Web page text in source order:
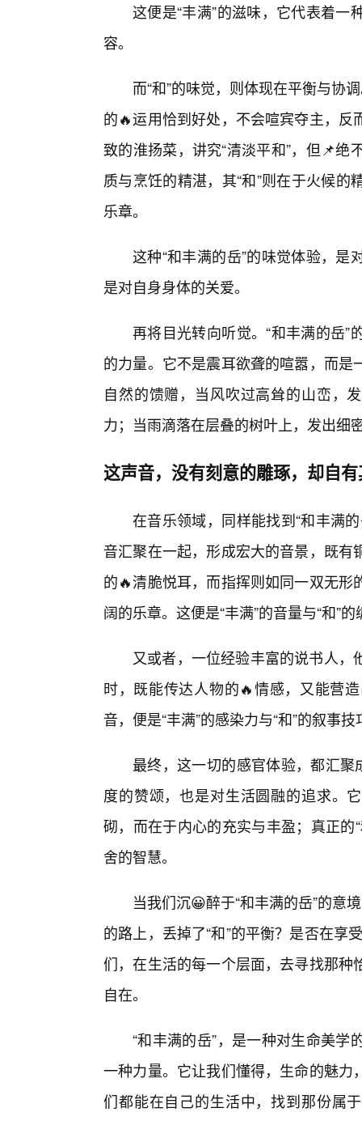
这便是“丰满”的滋味，它代表着
容。
而“和”的味觉，则体现在平衡与协
的🔥运用恰到好处，不会喧宾夺主，
致的淮扬菜，讲究“清淡平和”，但📌绝
质与烹饪的精湛，其“和”则在于火候
乐章。
这种“和丰满的岳”的味觉体验，
是对自身身体的关爱。
再将目光转向听觉。“和丰满的岳
的力量。它不是震耳欲聋的喧嚣，而
自然的馈赠，当风吹过高耸的山峦，
力；当雨滴落在层叠的树叶上，发出细
这声音，没有刻意的雕琢，却自
在音乐领域，同样能找到“和丰满
音汇聚在一起，形成宏大的音景，既
的🔥清脆悦耳，而指挥则如同一双无
阔的乐章。这便是“丰满”的音量与“和”
又或者，一位经验丰富的说书人
时，既能传达人物的🔥情感，又能营
音，便是“丰满”的感染力与“和”的叙事
最终，这一切的感官体验，都汇聚
度的赞颂，也是对生活圆融的追求。
砌，而在于内心的充实与丰盈；真正
舍的智慧。
当我们沉😀醉于“和丰满的岳”的意
的路上，丢掉了“和”的平衡？是否在享
们，在生活的每一个层面，去寻找那
自在。
“和丰满的岳”，是一种对生命美
一种力量。它让我们懂得，生命的魅
们都能在自己的生活中，找到那份属